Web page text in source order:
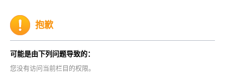
抱歉
可能是由下列问题导致的：
您没有访问当前栏目的权限。